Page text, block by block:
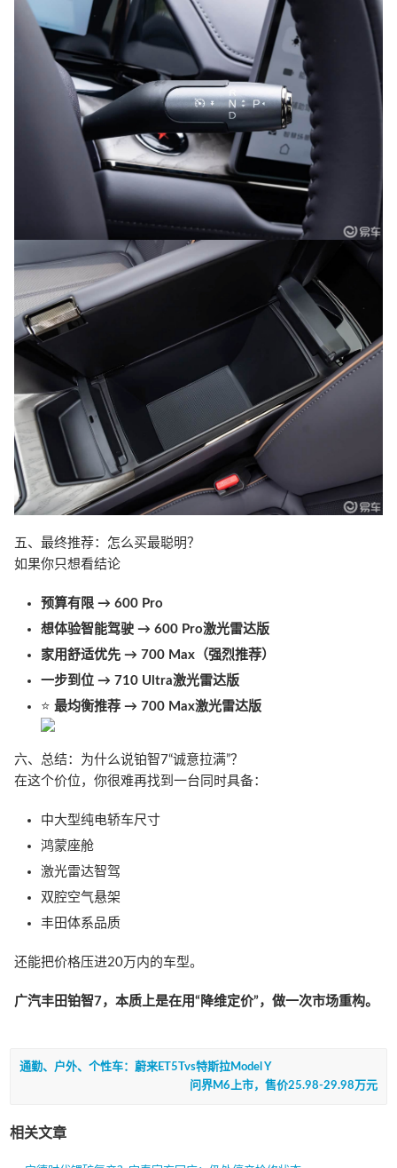
五、最终推荐：怎么买最聪明？
如果你只想看结论
预算有限 → 600 Pro
想体验智能驾驶 → 600 Pro激光雷达版
家用舒适优先 → 700 Max（强烈推荐）
一步到位 → 710 Ultra激光雷达版
⭐最均衡推荐 → 700 Max激光雷达版
六、总结：为什么说铂智7“诚意拉满”？
在这个价位，你很难再找到一台同时具备：
中大型纯电轿车尺寸
鸿蒙座舱
激光雷达智驾
双腔空气悬架
丰田体系品质
还能把价格压进20万内的车型。
广汽丰田铂智7，本质上是在用“降维定价”，做一次市场重构。
通勤、户外、个性车：蔚来ET5Tvs特斯拉Model Y
问界M6上市，售价25.98-29.98万元
相关文章